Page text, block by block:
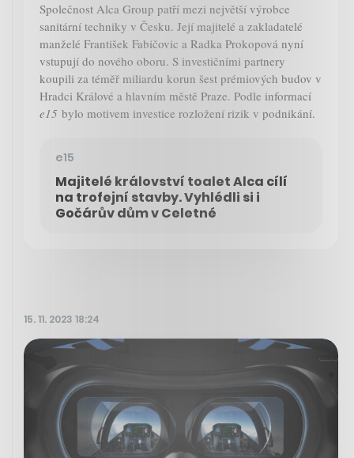
Společnost Alca Group patří mezi největší výrobce
sanitární techniky v Česku. Její majitelé a zakladatelé
manželé František Fabičovic a Radka Prokopová nyní
vstupují do nového oboru. S investičními partnery
koupili za téměř miliardu korun šest prémiových budov v
Hradci Králové a hlavním městě Praze. Podle informací
e15 bylo motivem investice rozložení rizik v podnikání.
e15
Majitelé království toalet Alca cílí
na trofejní stavby. Vyhlédli si i
Gočárův dům v Celetné
15. 11. 2023 18:24